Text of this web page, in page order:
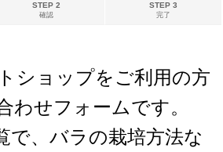
STEP 2
確認
STEP 3
完了
ショップをご利用の方
わせフォームです。
で、バラの栽培方法な